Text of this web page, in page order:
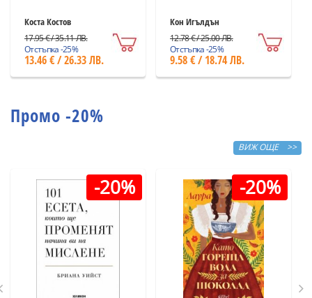
Коста Костов
17.95 € / 35.11 ЛВ.
Отстъпка -25%
13.46 € / 26.33 ЛВ.
Кон Игълдън
12.78 € / 25.00 ЛВ.
Отстъпка -25%
9.58 € / 18.74 ЛВ.
Промо -20%
ВИЖ ОЩЕ >>
-20% -20%